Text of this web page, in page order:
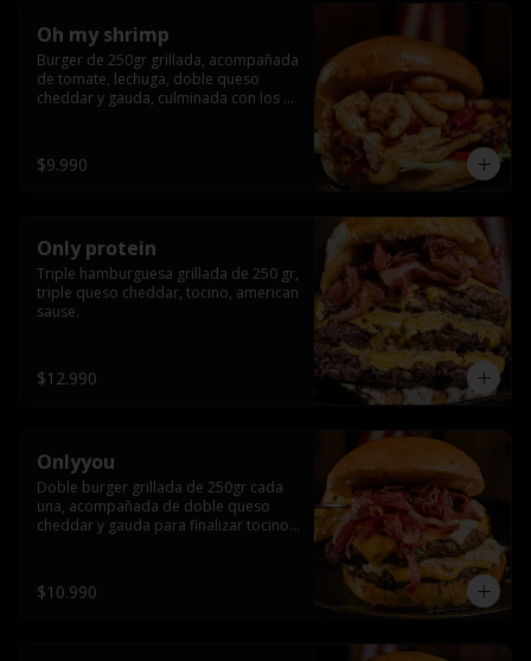
Oh my shrimp
Burger de 250gr grillada, acompañada
de tomate, lechuga, doble queso
cheddar y gauda, culminada con los
$9.990
Only protein
Triple hamburguesa grillada de 250 gr,
triple queso cheddar, tocino, american
sause.
$12.990
Onlyyou
Doble burger grillada de 250gr cada
una, acompañada de doble queso
cheddar y gauda para finalizar tocino
$10.990